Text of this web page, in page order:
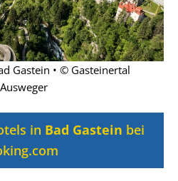
Gastein • © Gasteinertal
in Bad Gastein bei